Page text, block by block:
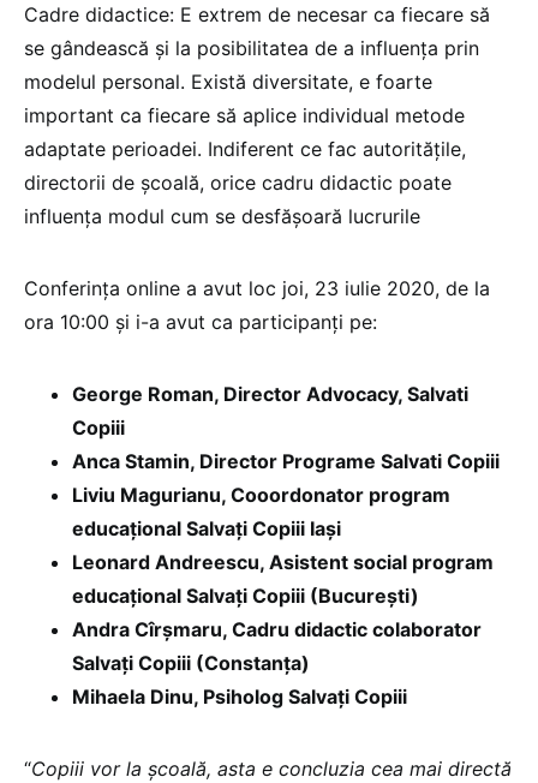
Cadre didactice: E extrem de necesar ca fiecare să
se gândească și la posibilitatea de a influența prin
modelul personal. Există diversitate, e foarte
important ca fiecare să aplice individual metode
adaptate perioadei. Indiferent ce fac autoritățile,
directorii de școală, orice cadru didactic poate
influența modul cum se desfășoară lucrurile
Conferința online a avut loc joi, 23 iulie 2020, de la
ora 10:00 și i-a avut ca participanți pe:
George Roman, Director Advocacy, Salvati
Copiii
Anca Stamin, Director Programe Salvati Copiii
Liviu Magurianu, Cooordonator program
educațional Salvați Copiii Iași
Leonard Andreescu, Asistent social program
educațional Salvați Copiii (București)
Andra Cîrșmaru, Cadru didactic colaborator
Salvați Copiii (Constanța)
Mihaela Dinu, Psiholog Salvați Copiii
“Copiii vor la școală, asta e concluzia cea mai directă